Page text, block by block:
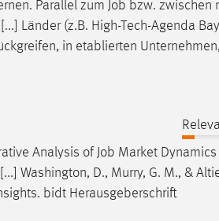
Parallel zum Job bzw. zwischen
Länder (z.B. High-Tech-Agenda
in etablierten
Analysis of Job Market Dynamics
Washington, D., Murry, G. M., &
bidt Herausgeberschrift